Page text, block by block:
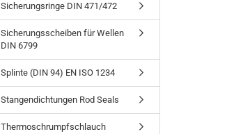
Sicherungsringe DIN 471/472
Sicherungsscheiben für Wellen
DIN 6799
Splinte (DIN 94) EN ISO 1234
Stangendichtungen Rod Seals
Thermoschrumpfschlauch